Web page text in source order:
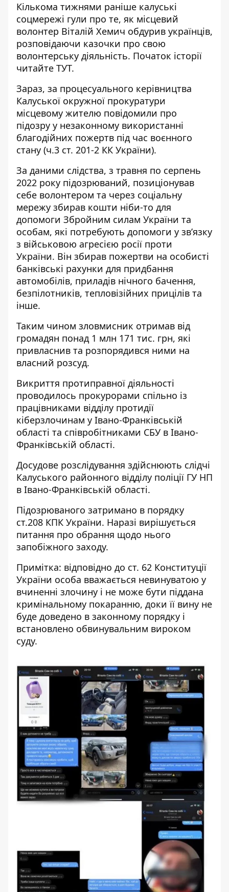
Кількома тижнями раніше калуські
соцмережі гули про те, як місцевий
волонтер Віталій Хемич обдурив українців,
розповідаючи казочки про свою
волонтерську діяльність. Початок історії
читайте ТУТ.
Зараз, за процесуального керівництва
Калуської окружної прокуратури
місцевому жителю повідомили про
підозру у незаконному використанні
благодійних пожертв під час воєнного
стану (ч.3 ст. 201-2 КК України).
За даними слідства, з травня по серпень
2022 року підозрюваний, позиціонував
себе волонтером та через соціальну
мережу збирав кошти ніби-то для
допомоги Збройним силам України та
особам, які потребують допомоги у зв’язку
з військовою агресією росії проти
України. Він збирав пожертви на особисті
банківські рахунки для придбання
автомобілів, приладів нічного бачення,
безпілотників, тепловізійних прицілів та
інше.
Таким чином зловмисник отримав від
громадян понад 1 млн 171 тис. грн, які
привласнив та розпорядився ними на
власний розсуд.
Викриття протиправної діяльності
проводилось прокурорами спільно із
працівниками відділу протидії
кіберзлочинам у Івано-Франківській
області та співробітниками СБУ в Івано-
Франківській області.
Досудове розслідування здійснюють слідчі
Калуського районного відділу поліції ГУ НП
в Івано-Франківській області.
Підозрюваного затримано в порядку
ст.208 КПК України. Наразі вирішується
питання про обрання щодо нього
запобіжного заходу.
Примітка: відповідно до ст. 62 Конституції
України особа вважається невинуватою у
вчиненні злочину і не може бути піддана
кримінальному покаранню, доки її вину не
буде доведено в законному порядку і
встановлено обвинувальним вироком
суду.